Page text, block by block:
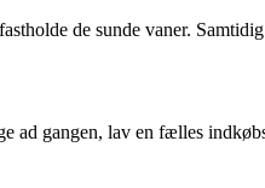
de sunde vaner.
gangen, lav en fælles